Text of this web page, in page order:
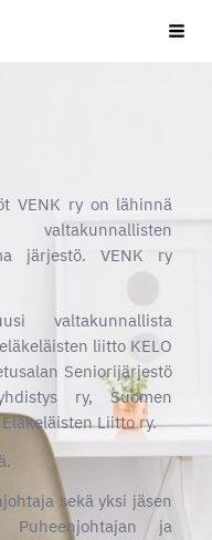
VENK ry on lähinnä
järjestö. VENK ry
valtakunnallista
liitto KELO
Seniorijärjestö
ry, Suomen
Liitto ry.
sekä yksi jäsen
Puheenjohtajan ja